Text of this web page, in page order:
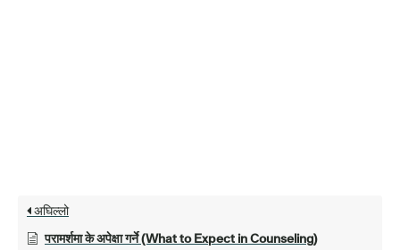
अघिल्लो
परामर्शमा के अपेक्षा गर्ने (What to Expect in Counseling)